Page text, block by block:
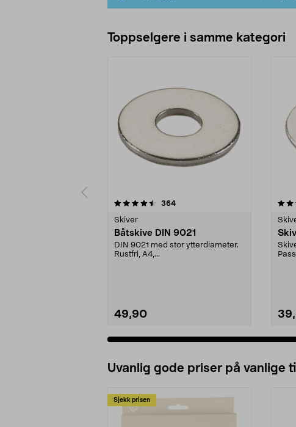
Toppselgere i samme kategori
364anmeldelser
Skiver
Båtskive DIN 9021
DIN 9021 med stor ytterdiameter.
Rustfri, A4,...
49,90
4.5 av 5 stjerner
Uvanlig gode priser på vanlige
Sjekk prisen